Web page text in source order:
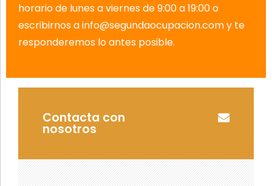
horario de lunes a viernes de 9:00 a 19:00 o
escribirnos a info@segundaocupacion.com y te
responderemos lo antes posible.
Contacta con
nosotros